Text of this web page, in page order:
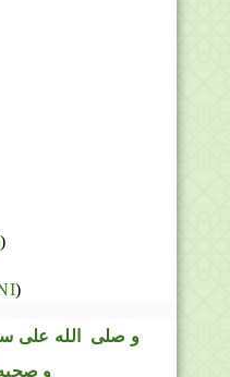
)
)
و صلى الله على
و